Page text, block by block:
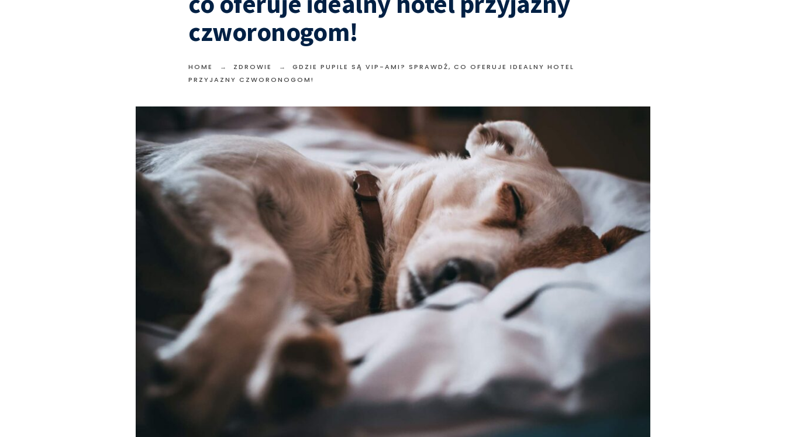
czworonogom!
HOME ZDROWIE
GDZIE PUPILE SĄ VIP-AMI? SPRAWDŹ, CO OFERUJE IDEALNY HOTEL
PRZYJAZNY CZWORONOGOM!